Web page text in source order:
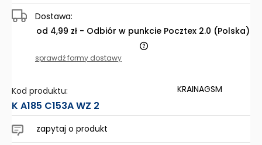
Dostawa:
od 4,99 zł - Odbiór w punkcie Pocztex 2.0 (Polska)
Cena nie zawiera ewentualnych kosztów płatności
sprawdź formy dostawy
Kod produktu:
K A185 C153A WZ 2
KRAINAGSM
zapytaj o produkt